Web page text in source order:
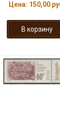
Цена: 150,00